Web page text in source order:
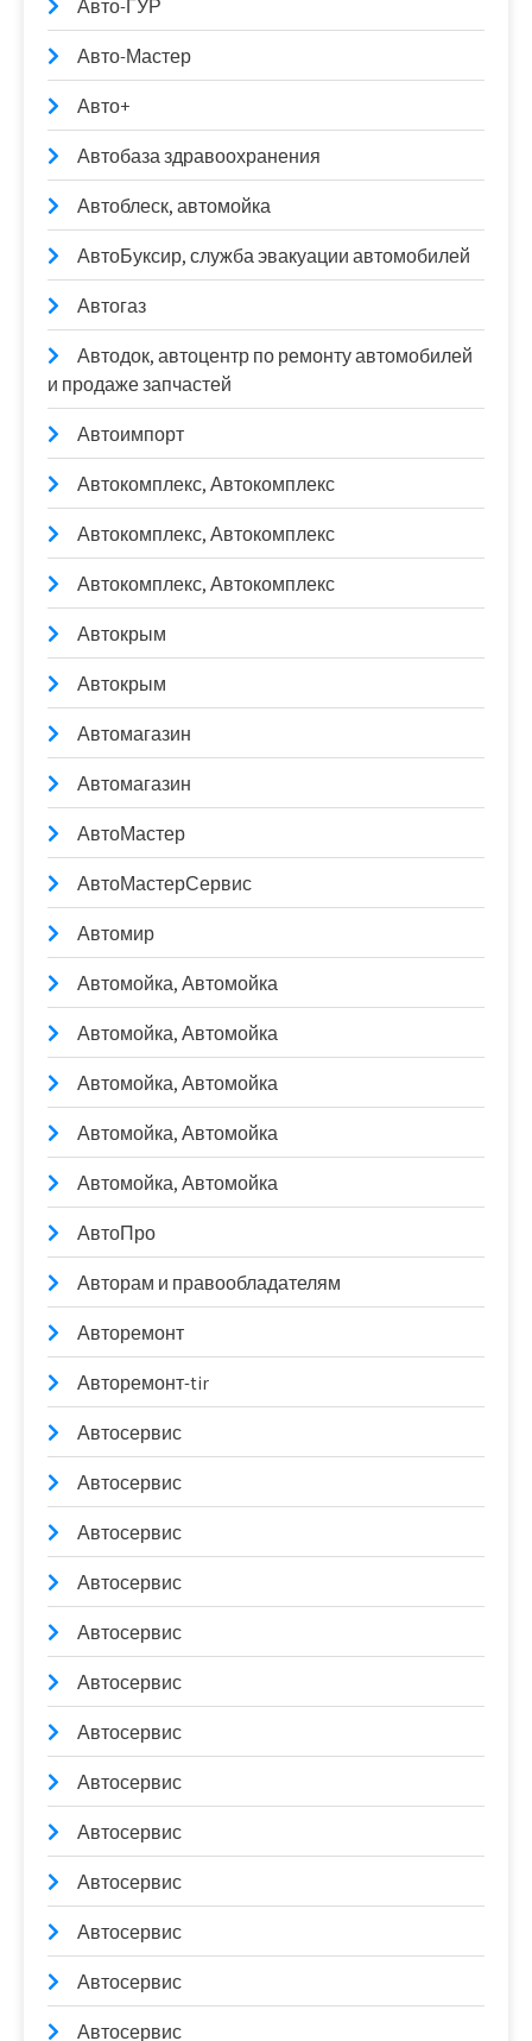
Авто-ГУР
Авто-Мастер
Авто+
Автобаза здравоохранения
Автоблеск, автомойка
АвтоБуксир, служба эвакуации автомобилей
Автогаз
Автодок, автоцентр по ремонту автомобилей
и продаже запчастей
Автоимпорт
Автокомплекс, Автокомплекс
Автокомплекс, Автокомплекс
Автокомплекс, Автокомплекс
Автокрым
Автокрым
Автомагазин
Автомагазин
АвтоМастер
АвтоМастерСервис
Автомир
Автомойка, Автомойка
Автомойка, Автомойка
Автомойка, Автомойка
Автомойка, Автомойка
Автомойка, Автомойка
АвтоПро
Авторам и правообладателям
Авторемонт
Авторемонт-tir
Автосервис
Автосервис
Автосервис
Автосервис
Автосервис
Автосервис
Автосервис
Автосервис
Автосервис
Автосервис
Автосервис
Автосервис
Автосервис